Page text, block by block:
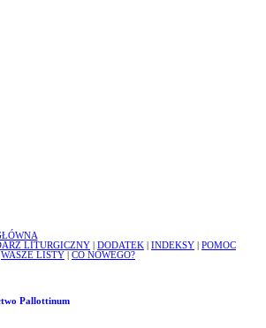
LITURGICZNY DODATEK INDEKSY
POMOC
WASZE LISTY CO NOWEGO?
Pallottinum